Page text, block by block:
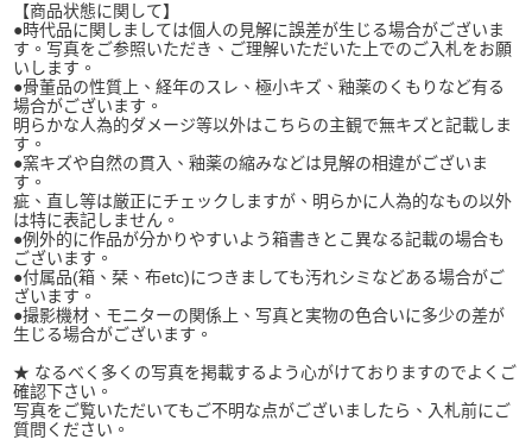
【商品状態に関して】
●時代品に関しましては個人の見解に誤差が生じる場合がございま
す。写真をご参照いただき、ご理解いただいた上でのご入札をお願
いします。
●骨董品の性質上、経年のスレ、極小キズ、釉薬のくもりなど有る
場合がございます。
明らかな人為的ダメージ等以外はこちらの主観で無キズと記載しま
す。
●窯キズや自然の貫入、釉薬の縮みなどは見解の相違がございま
す。
疵、直し等は厳正にチェックしますが、明らかに人為的なもの以外
は特に表記しません。
●例外的に作品が分かりやすいよう箱書きとこ異なる記載の場合も
ございます。
●付属品(箱、栞、布etc)につきましても汚れシミなどある場合がご
ざいます。
●撮影機材、モニターの関係上、写真と実物の色合いに多少の差が
生じる場合がございます。
★ なるべく多くの写真を掲載するよう心がけておりますのでよくご
確認下さい。
写真をご覧いただいてもご不明な点がございましたら、入札前にご
質問ください。